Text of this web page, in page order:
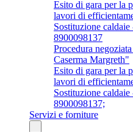
Esito di gara per la
lavori di
Sostituzione
8900098137
Procedura
Caserma Margreth"
Esito di gara per la
lavori di
Sostituzione
8900098137;
Servizi e forniture